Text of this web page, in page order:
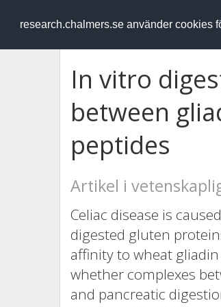
research.chalmers.se använder cookies
RESEARCH.chalmers.se
In vitro
between
peptides
Artikel i
Celiac disease is
digested gluten
affinity to wheat
whether complexes
and pancreatic